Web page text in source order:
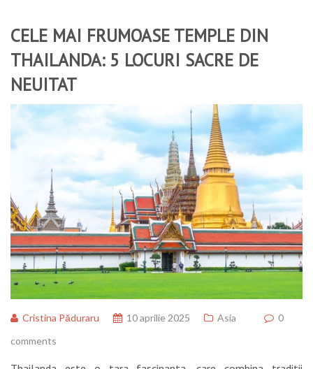
CELE MAI FRUMOASE TEMPLE DIN
THAILANDA: 5 LOCURI SACRE DE
NEUITAT
Cristina Păduraru 10 aprilie 2025 Asia
0
comments